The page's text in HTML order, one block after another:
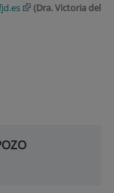
(Dra. Victoria del